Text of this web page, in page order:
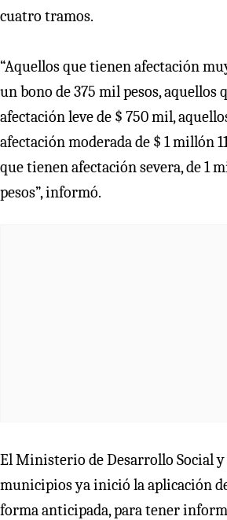
cuatro tramos.
“Aquellos que tienen afectación
un bono de 375 mil pesos, aquellos
afectación leve de $ 750 mil,
afectación moderada de $ 1 millón
que tienen afectación severa, de 1
pesos”, informó.
El Ministerio de Desarrollo Social y
municipios ya inició la aplicación
forma anticipada, para tener